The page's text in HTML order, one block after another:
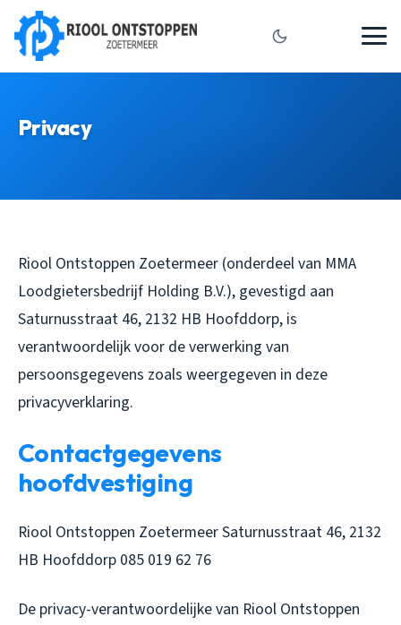
Privacy
Riool Ontstoppen Zoetermeer (onderdeel van MMA
Loodgietersbedrijf Holding B.V.), gevestigd aan
Saturnusstraat 46, 2132 HB Hoofddorp, is
verantwoordelijk voor de verwerking van
persoonsgegevens zoals weergegeven in deze
privacyverklaring.
Contactgegevens
hoofdvestiging
Riool Ontstoppen Zoetermeer Saturnusstraat 46, 2132
HB Hoofddorp 085 019 62 76
De privacy-verantwoordelijke van Riool Ontstoppen